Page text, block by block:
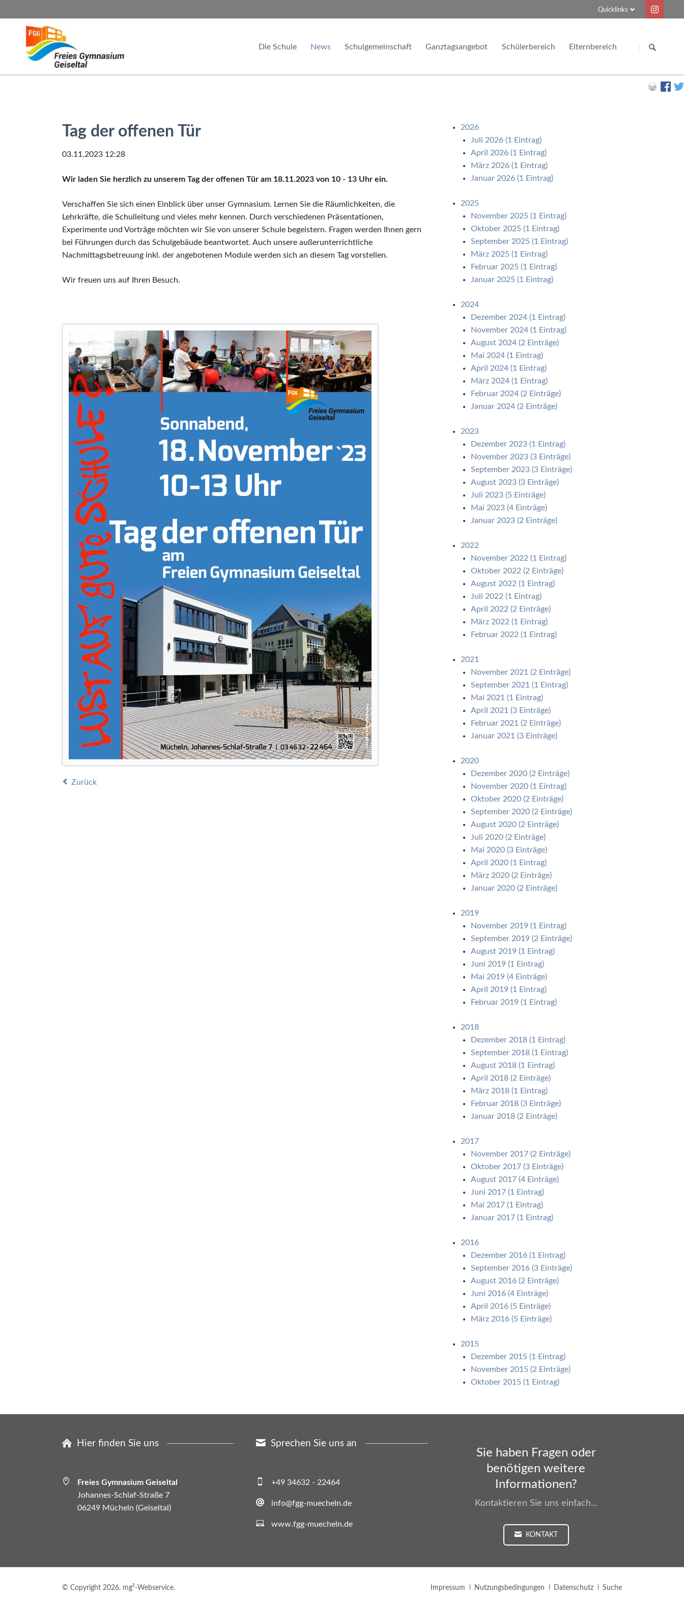
Quicklinks
Die Schule
Kontakt & Anfahrt
News Schulgemeinschaft
Satzung und Mitgliedsantrag
Ganztagsangebot Schülerbereich Elternbereich
SUCHEN
Tag der offenen Tür
03.11.2023 12:28
Wir laden Sie herzlich zu unserem Tag der offenen Tür am 18.11.2023 von 10 - 13 Uhr ein.
Verschaffen Sie sich einen Einblick über unser Gymnasium. Lernen Sie die Räumlichkeiten, die
Lehrkräfte, die Schulleitung und vieles mehr kennen. Durch verschiedenen Präsentationen,
Experimente und Vorträge möchten wir Sie von unserer Schule begeistern. Fragen werden Ihnen gern
bei Führungen durch das Schulgebäude beantwortet. Auch unsere außerunterrichtliche
Nachmittagsbetreuung inkl. der angebotenen Module werden sich an diesem Tag vorstellen.
Wir freuen uns auf Ihren Besuch.
Zurück
2026
Juli 2026 (1 Eintrag)
April 2026 (1 Eintrag)
März 2026 (1 Eintrag)
Januar 2026 (1 Eintrag)
2025
November 2025 (1 Eintrag)
Oktober 2025 (1 Eintrag)
September 2025 (1 Eintrag)
März 2025 (1 Eintrag)
Februar 2025 (1 Eintrag)
Januar 2025 (1 Eintrag)
2024
Dezember 2024 (1 Eintrag)
November 2024 (1 Eintrag)
August 2024 (2 Einträge)
Mai 2024 (1 Eintrag)
April 2024 (1 Eintrag)
März 2024 (1 Eintrag)
Februar 2024 (2 Einträge)
Januar 2024 (2 Einträge)
2023
Dezember 2023 (1 Eintrag)
November 2023 (3 Einträge)
September 2023 (3 Einträge)
August 2023 (3 Einträge)
Juli 2023 (5 Einträge)
Mai 2023 (4 Einträge)
Januar 2023 (2 Einträge)
2022
November 2022 (1 Eintrag)
Oktober 2022 (2 Einträge)
August 2022 (1 Eintrag)
Juli 2022 (1 Eintrag)
April 2022 (2 Einträge)
März 2022 (1 Eintrag)
Februar 2022 (1 Eintrag)
2021
November 2021 (2 Einträge)
September 2021 (1 Eintrag)
Mai 2021 (1 Eintrag)
April 2021 (3 Einträge)
Februar 2021 (2 Einträge)
Januar 2021 (3 Einträge)
2020
Dezember 2020 (2 Einträge)
November 2020 (1 Eintrag)
Oktober 2020 (2 Einträge)
September 2020 (2 Einträge)
August 2020 (2 Einträge)
Juli 2020 (2 Einträge)
Mai 2020 (3 Einträge)
April 2020 (1 Eintrag)
März 2020 (2 Einträge)
Januar 2020 (2 Einträge)
2019
November 2019 (1 Eintrag)
September 2019 (2 Einträge)
August 2019 (1 Eintrag)
Juni 2019 (1 Eintrag)
Mai 2019 (4 Einträge)
April 2019 (1 Eintrag)
Februar 2019 (1 Eintrag)
2018
Dezember 2018 (1 Eintrag)
September 2018 (1 Eintrag)
August 2018 (1 Eintrag)
April 2018 (2 Einträge)
März 2018 (1 Eintrag)
Februar 2018 (3 Einträge)
Januar 2018 (2 Einträge)
2017
November 2017 (2 Einträge)
Oktober 2017 (3 Einträge)
August 2017 (4 Einträge)
Juni 2017 (1 Eintrag)
Mai 2017 (1 Eintrag)
Januar 2017 (1 Eintrag)
2016
Dezember 2016 (1 Eintrag)
September 2016 (3 Einträge)
August 2016 (2 Einträge)
Juni 2016 (4 Einträge)
April 2016 (5 Einträge)
März 2016 (5 Einträge)
2015
Dezember 2015 (1 Eintrag)
November 2015 (2 Einträge)
Oktober 2015 (1 Eintrag)
Hier finden Sie uns
Freies Gymnasium Geiseltal
Johannes-Schlaf-Straße 7
06249 Mücheln (Geiseltal)
Sprechen Sie uns an
+49 34632 - 22464
info@fgg-muecheln.de
www.fgg-muecheln.de
Sie haben Fragen oder
benötigen weitere
Informationen?
Kontaktieren Sie uns einfach...
KONTAKT
© Copyright 2026. mg²-Webservice.
Navigation
Impressum Nutzungsbedingungen Datenschutz Suche